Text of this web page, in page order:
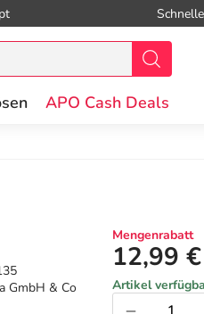
APO Cash Deals
GmbH & Co
Mengenrabatt
12,99 €
Artikel